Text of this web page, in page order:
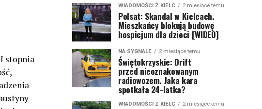
stopnia
WIADOMOŚCI Z KIELC 2 miesiące temu
Polsat: Skandal w Kielcach.
Mieszkańcy blokują budowę
hospicjum dla dzieci [WIDEO]
NA SYGNALE 2 miesiące temu
Świętokrzyskie: Drift
przed nieoznakowanym
radiowozem. Jaka kara
spotkała 24-latka?
WIADOMOŚCI Z KIELC 2 miesiące temu